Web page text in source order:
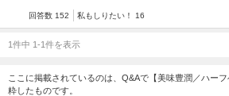
回答数 152 私もしりたい！ 16
1件中 1-1件を表示
ここに掲載されているのは、Q&Aで【美味豊潤／ハー
粋したものです。